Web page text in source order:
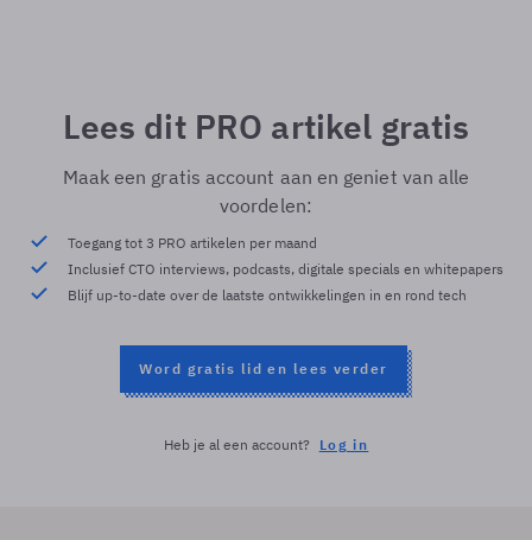
Lees dit PRO artikel gratis
Maak een gratis account aan en geniet van alle
voordelen:
Toegang tot 3 PRO artikelen per maand
Inclusief CTO interviews, podcasts, digitale specials en whitepapers
Blijf up-to-date over de laatste ontwikkelingen in en rond tech
Word gratis lid en lees verder
Heb je al een account? Log in